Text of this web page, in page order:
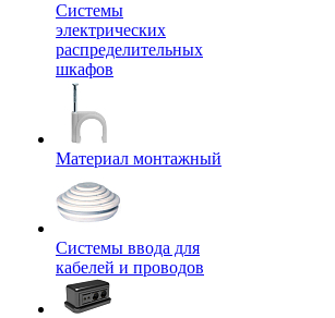
Системы
электрических
распределительных
шкафов
Материал монтажный
Системы ввода для
кабелей и проводов